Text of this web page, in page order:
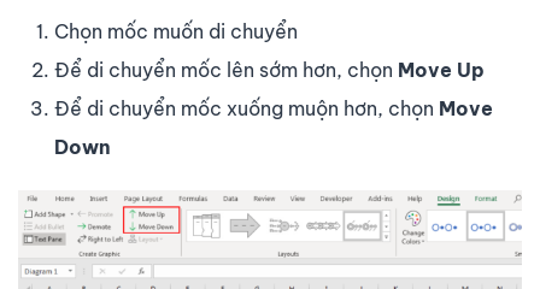
Chọn mốc muốn di chuyển
Để di chuyển mốc lên sớm hơn, chọn Move Up
Để di chuyển mốc xuống muộn hơn, chọn Move
Down